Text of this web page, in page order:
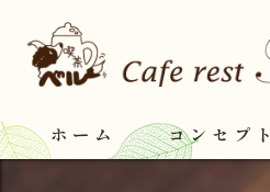
ホーム コンセプト